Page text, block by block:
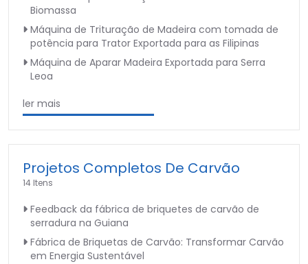
Biomassa
Máquina de Trituração de Madeira com tomada de
potência para Trator Exportada para as Filipinas
Máquina de Aparar Madeira Exportada para Serra
Leoa
ler mais
Projetos Completos De Carvão
14 Itens
Feedback da fábrica de briquetes de carvão de
serradura na Guiana
Fábrica de Briquetas de Carvão: Transformar Carvão
em Energia Sustentável